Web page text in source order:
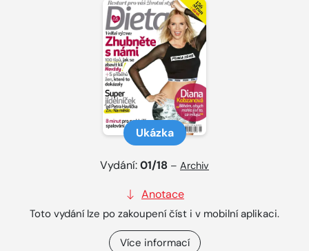
Ukázka
Vydání:01/18 – Archiv
Anotace
Toto vydání lze po zakoupení číst i v mobilní aplikaci.
Více informací